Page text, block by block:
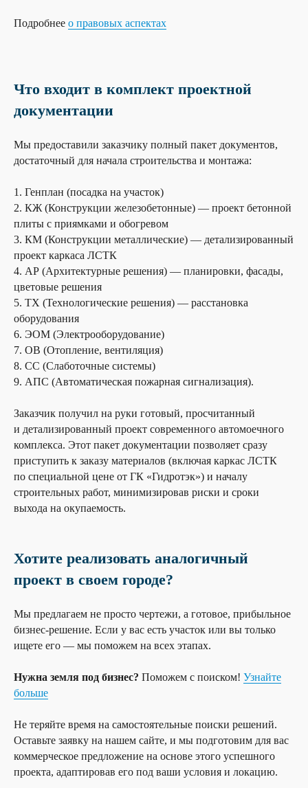
Подробнее о правовых аспектах
Что входит в комплект проектной
документации
Мы предоставили заказчику полный пакет документов,
достаточный для начала строительства и монтажа:
1. Генплан (посадка на участок)
2. КЖ (Конструкции железобетонные) — проект бетонной
плиты с приямками и обогревом
3. КМ (Конструкции металлические) — детализированный
проект каркаса ЛСТК
4. АР (Архитектурные решения) — планировки, фасады,
цветовые решения
5. ТХ (Технологические решения) — расстановка
оборудования
6. ЭОМ (Электрооборудование)
7. ОВ (Отопление, вентиляция)
8. СС (Слаботочные системы)
9. АПС (Автоматическая пожарная сигнализация).
Заказчик получил на руки готовый, просчитанный
и детализированный проект современного автомоечного
комплекса. Этот пакет документации позволяет сразу
приступить к заказу материалов (включая каркас ЛСТК
по специальной цене от ГК «Гидротэк») и началу
строительных работ, минимизировав риски и сроки
выхода на окупаемость.
Хотите реализовать аналогичный
проект в своем городе?
Мы предлагаем не просто чертежи, а готовое, прибыльное
бизнес-решение. Если у вас есть участок или вы только
ищете его — мы поможем на всех этапах.
Нужна земля под бизнес? Поможем с поиском! Узнайте
больше
Не теряйте время на самостоятельные поиски решений.
Оставьте заявку на нашем сайте, и мы подготовим для вас
коммерческое предложение на основе этого успешного
проекта, адаптировав его под ваши условия и локацию.